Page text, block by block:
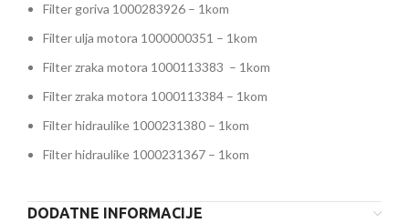
Filter goriva 1000283926 – 1kom
Filter ulja motora 1000000351 – 1kom
Filter zraka motora 1000113383 – 1kom
Filter zraka motora 1000113384 – 1kom
Filter hidraulike 1000231380 – 1kom
Filter hidraulike 1000231367 – 1kom
DODATNE INFORMACIJE